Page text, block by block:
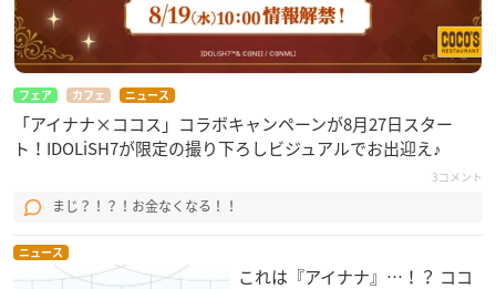
フェア カフェ ニュース
「アイナナ×ココス」コラボキャンペーンが8月27日スター
ト！IDOLiSH7が限定の撮り下ろしビジュアルでお出迎え♪
3コメント
まじ？！？！お金なくなる！！
ニュース
これは『アイナナ』…！？ ココ